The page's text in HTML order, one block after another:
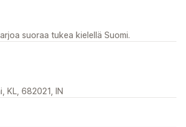
suoraa tukea kielellä Suomi.
KL, 682021, IN